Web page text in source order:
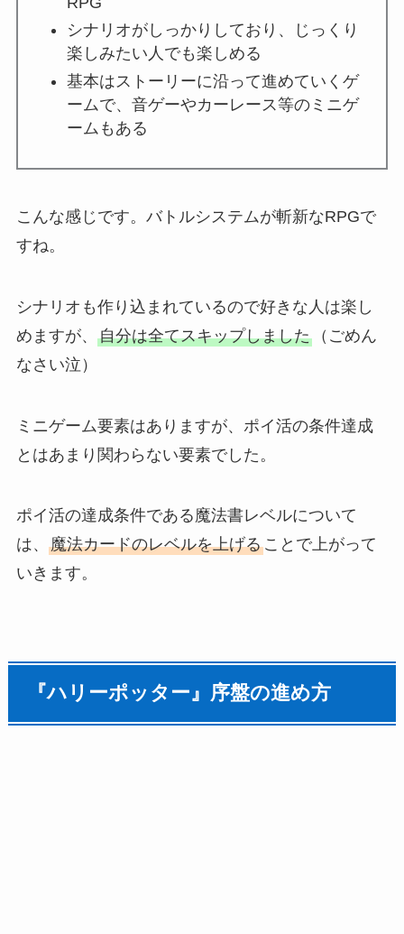
シナリオがしっかりしており、じっくり
楽しみたい人でも楽しめる
基本はストーリーに沿って進めていくゲ
ームで、音ゲーやカーレース等のミニゲ
ームもある
こんな感じです。バトルシステムが斬新なRPGで
すね。
シナリオも作り込まれているので好きな人は楽し
めますが、 自分は全てスキップしました（ごめん
なさい泣）
ミニゲーム要素はありますが、ポイ活の条件達成
とはあまり関わらない要素でした。
ポイ活の達成条件である魔法書レベルについて
は、 魔法カードのレベルを上げることで上がって
いきます。
『ハリーポッター』序盤の進め方